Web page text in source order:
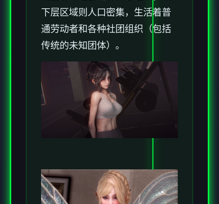
下层区域则人口密集，生活着普
通劳动者和各种社团组织（包括
传统的未知团体）。